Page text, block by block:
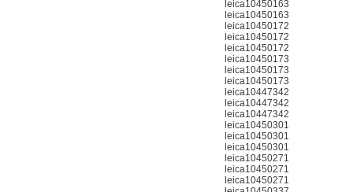
leica10450163
leica10450163
leica10450172
leica10450172
leica10450172
leica10450173
leica10450173
leica10450173
leica10447342
leica10447342
leica10447342
leica10450301
leica10450301
leica10450301
leica10450271
leica10450271
leica10450271